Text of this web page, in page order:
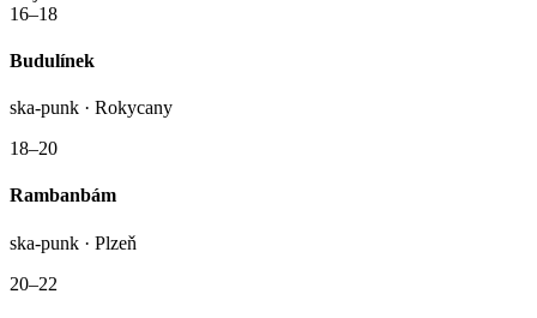
16–18
Budulínek
ska-punk · Rokycany
18–20
Rambanbám
ska-punk · Plzeň
20–22